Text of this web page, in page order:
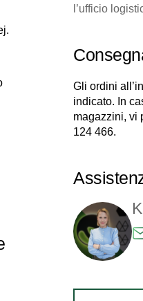
l’ufficio
Gli ordini
indicato. In
magazzini, vi
124 466.